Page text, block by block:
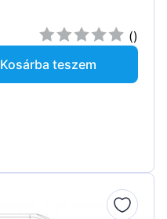
()
Kosárba teszem